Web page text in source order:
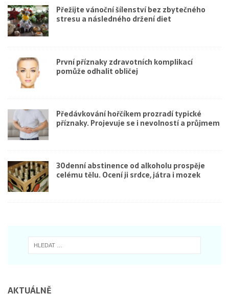
Přežijte vánoční šílenství bez zbytečného
stresu a následného držení diet
První příznaky zdravotních komplikací
pomůže odhalit obličej
Předávkování hořčíkem prozradí typické
příznaky. Projevuje se i nevolností a průjmem
30denní abstinence od alkoholu prospěje
celému tělu. Ocení ji srdce, játra i mozek
AKTUÁLNĚ